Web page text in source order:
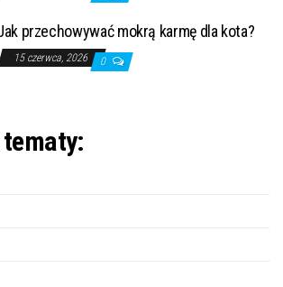
przechowywać mokrą karmę dla kota?
15 czerwca, 2026 0